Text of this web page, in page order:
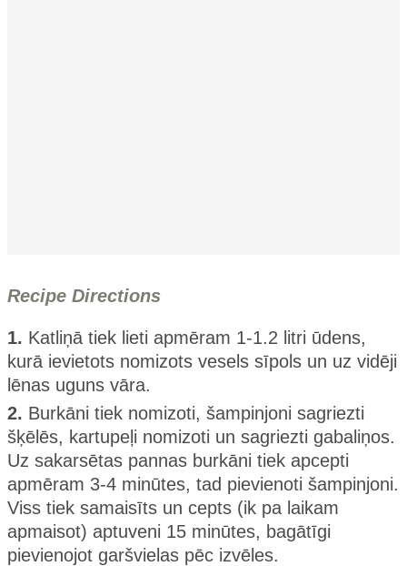
Recipe Directions
1. Katliņā tiek lieti apmēram 1-1.2 litri ūdens,
kurā ievietots nomizots vesels sīpols un uz vidēji
lēnas uguns vāra.
2. Burkāni tiek nomizoti, šampinjoni sagriezti
šķēlēs, kartupeļi nomizoti un sagriezti gabaliņos.
Uz sakarsētas pannas burkāni tiek apcepti
apmēram 3-4 minūtes, tad pievienoti šampinjoni.
Viss tiek samaisīts un cepts (ik pa laikam
apmaisot) aptuveni 15 minūtes, bagātīgi
pievienojot garšvielas pēc izvēles.